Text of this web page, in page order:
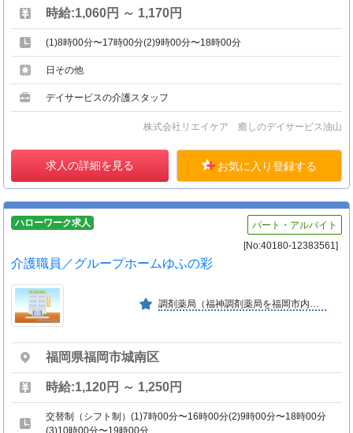
時給:1,060円 ～ 1,170円
(1)8時00分〜17時00分(2)9時00分〜18時00分
日その他
デイサービスの介護スタッフ
株式会社リエイケア 癒しのデイサービス油山
求人の詳細を見る お気に入り登録する
ハローワーク求人
パート・アルバイト
[No:40180-12383561]
介護職員／グループホームゆふの彩
調剤薬局（福神調剤薬局を福岡市内中心に２６店舗展開）を主体に福祉事業でも地域医療に貢献。医療・福祉、プライべートブランド商品開発・販売、医療開業支援等の多角化を図っております。
福岡県福岡市城南区
時給:1,120円 ～ 1,250円
交替制（シフト制）(1)7時00分〜16時00分(2)9時00分〜18時00分
(3)10時00分〜19時00分